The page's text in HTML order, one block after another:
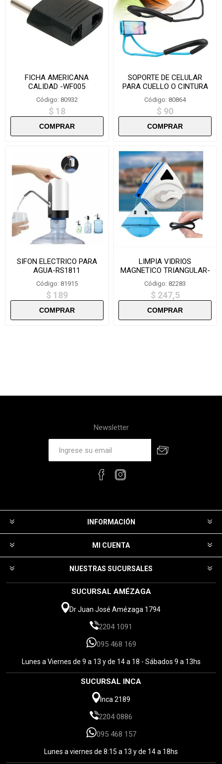
FICHA AMERICANA
CALIDAD -WF005
Código: 80932
$ 18
SOPORTE DE CELULAR
PARA CUELLO O CINTURA
Código: 80864
$ 90
SIFON ELECTRICO PARA
AGUA-RS1811
Código: 81915
$ 189
LIMPIA VIDRIOS
MAGNETICO TRIANGULAR-
S3-8MM
Código: 82283
$ 247,5
Newsletter
INFORMACIÓN
MI CUENTA
NUESTRAS SUCURSALES
SUCURSAL AMÉZAGA
Dr Juan José Amézaga 1794
2204 1091
095 468 169
Lunes a Viernes de 9 a 13 y de 14 a 18 - Sábados 9 a 13hs
SUCURSAL INCA
Inca 2189
2204 0886
095 468 157
Lunes a viernes de 8:15 a 13 y de 14 a 18hs